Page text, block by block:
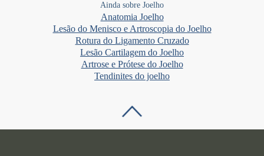
Ainda sobre Joelho
Anatomia Joelho
Lesão do Menisco e Artroscopia do Joelho
Rotura do Ligamento Cruzado
Lesão Cartilagem do Joelho
Artrose e Prótese do Joelho
Tendinites do joelho